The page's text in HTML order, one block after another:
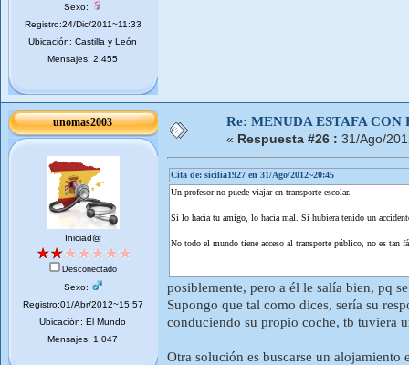
Sexo:
Registro:24/Dic/2011~11:33
Ubicación: Castilla y León
Mensajes: 2.455
unomas2003
Iniciad@
Desconectado
Sexo:
Registro:01/Abr/2012~15:57
Ubicación: El Mundo
Mensajes: 1.047
Re: MENUDA ESTAFA CON
« Respuesta #26 : 31/Ago/
Cita de: sicilia1927 en 31/Ago/2012~20:45
Un profesor no puede viajar en transporte escolar.
Si lo hacía tu amigo, lo hacía mal. Si hubiera tenido un
No todo el mundo tiene acceso al transporte público, no es tan
posiblemente, pero a él le salía bien, pq
Supongo que tal como dices, sería su
conduciendo su propio coche, tb tuviera
Otra solución es buscarse un